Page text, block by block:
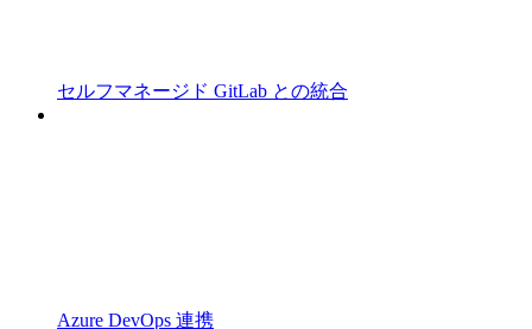
セルフマネージド GitLab との統合
Azure DevOps 連携